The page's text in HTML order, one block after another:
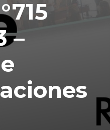
–